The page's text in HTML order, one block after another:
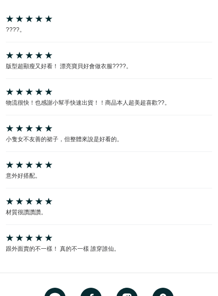
????。
版型超顯瘦又好看！ 漂亮寶貝好會做衣服????。
物流很快！也感謝小幫手快速出貨！！商品本人超美超喜歡??。
小隻女不友善的裙子，但整體來說是好看的。
意外好搭配。
材質很讚讚讚。
跟外面賣的不一樣！ 真的不一樣 誰穿誰仙。